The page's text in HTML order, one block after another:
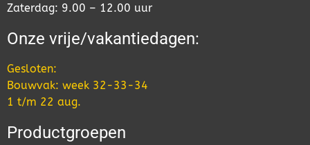
Zaterdag: 9.00 – 12.00 uur
Onze vrije/vakantiedagen:
Gesloten:
Bouwvak: week 32-33-34
1 t/m 22 aug.
Productgroepen